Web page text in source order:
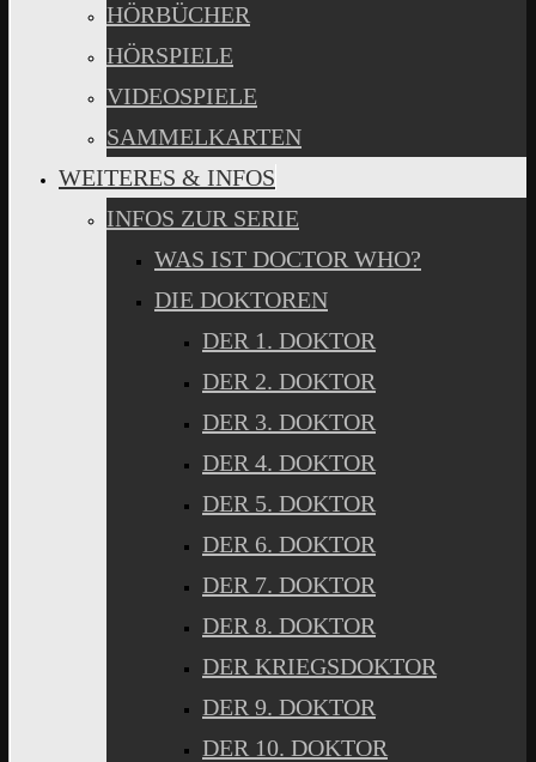
HÖRBÜCHER
HÖRSPIELE
VIDEOSPIELE
SAMMELKARTEN
WEITERES & INFOS
INFOS ZUR SERIE
WAS IST DOCTOR WHO?
DIE DOKTOREN
DER 1. DOKTOR
DER 2. DOKTOR
DER 3. DOKTOR
DER 4. DOKTOR
DER 5. DOKTOR
DER 6. DOKTOR
DER 7. DOKTOR
DER 8. DOKTOR
DER KRIEGSDOKTOR
DER 9. DOKTOR
DER 10. DOKTOR